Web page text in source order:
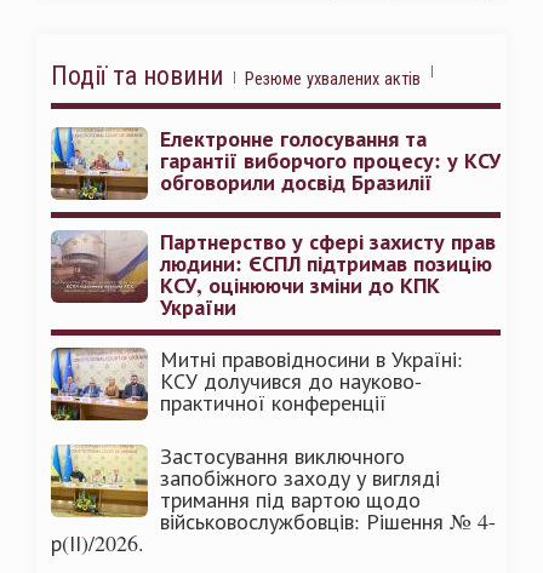
Події та новини Резюме ухвалених актів
Електронне голосування та
гарантії виборчого процесу: у КСУ
обговорили досвід Бразилії
Партнерство у сфері захисту прав
людини: ЄСПЛ підтримав позицію
КСУ, оцінюючи зміни до КПК
України
Митні правовідносини в Україні:
КСУ долучився до науково-
практичної конференції
Застосування виключного
запобіжного заходу у вигляді
тримання під вартою щодо
військовослужбовців: Рішення № 4-
р(ІІ)/2026.